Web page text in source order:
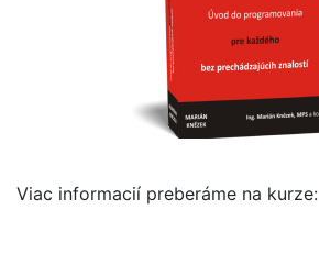
Viac informacií preberáme na kurze: